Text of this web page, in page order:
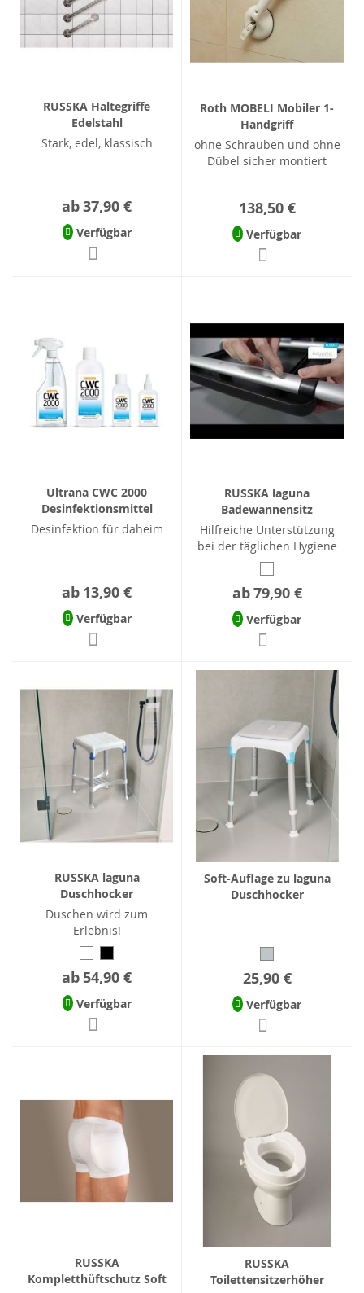
RUSSKA Haltegriffe
Edelstahl
Stark, edel, klassisch
ab37,90 €
Verfügbar
Roth MOBELI Mobiler 1-
Handgriff
ohne Schrauben und ohne
Dübel sicher montiert
138,50 €
Verfügbar
Ultrana CWC 2000
Desinfektionsmittel
Desinfektion für daheim
ab 13,90 €
Verfügbar
RUSSKA laguna
Badewannensitz
Hilfreiche Unterstützung
bei der täglichen Hygiene
ab79,90 €
Verfügbar
RUSSKA laguna
Duschhocker
Duschen wird zum
Erlebnis!
ab 54,90 €
Verfügbar
Soft-Auflage zu laguna
Duschhocker
25,90 €
Verfügbar
RUSSKA
Kompletthüftschutz Soft
RUSSKA
Toilettensitzerhöher